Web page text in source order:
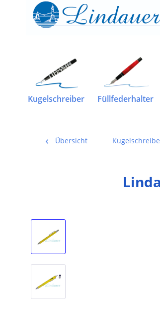
Kugelschreiber Füllfederhalter
Übersicht